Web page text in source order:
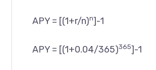
APY = [(1+r/n)n]-1
APY = [(1+0.04/365)365]-1